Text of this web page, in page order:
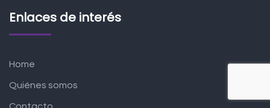
Enlaces de interés
Home
Quiénes somos